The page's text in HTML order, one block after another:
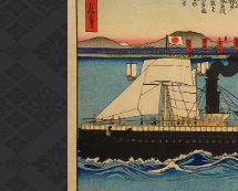
カテゴリで見る
世界遺産と無形文化遺産